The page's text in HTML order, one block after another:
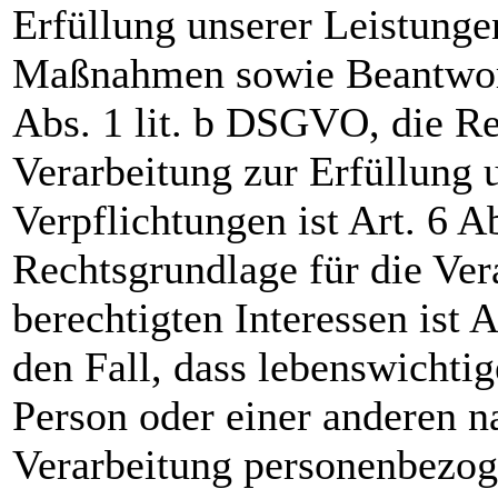
Erfüllung unserer
Maßnahmen sowie
Abs. 1 lit. b DSGVO, die
Verarbeitung zur Erfüllung
Verpflichtungen ist Art. 6
Rechtsgrundlage für die
berechtigten Interessen ist
den Fall, dass
Person oder einer anderen
Verarbeitung